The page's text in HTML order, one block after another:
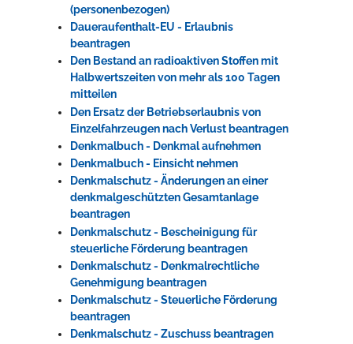
(personenbezogen)
Daueraufenthalt-EU - Erlaubnis
beantragen
Den Bestand an radioaktiven Stoffen mit
Halbwertszeiten von mehr als 100 Tagen
mitteilen
Den Ersatz der Betriebserlaubnis von
Einzelfahrzeugen nach Verlust beantragen
Denkmalbuch - Denkmal aufnehmen
Denkmalbuch - Einsicht nehmen
Denkmalschutz - Änderungen an einer
denkmalgeschützten Gesamtanlage
beantragen
Denkmalschutz - Bescheinigung für
steuerliche Förderung beantragen
Denkmalschutz - Denkmalrechtliche
Genehmigung beantragen
Denkmalschutz - Steuerliche Förderung
beantragen
Denkmalschutz - Zuschuss beantragen